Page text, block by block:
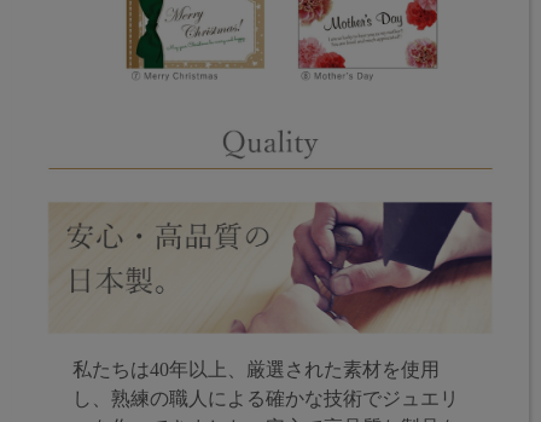
私たちは40年以上、厳選された素材を使用
し、熟練の職人による確かな技術でジュエリ